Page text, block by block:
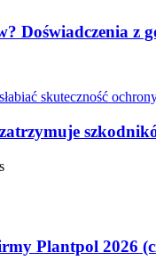
Doświadczenia z
Plantpol 2026